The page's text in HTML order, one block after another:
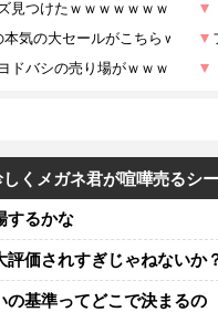
くメガネ君が喧嘩売るシ
するかな
価されすぎじゃねないか
の基準ってどこで決まるの